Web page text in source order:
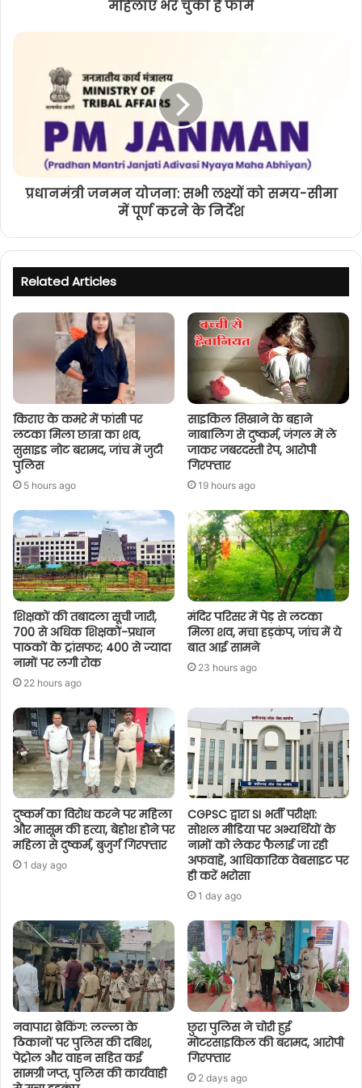
महिलाएं भर चुकी है फार्म
प्रधानमंत्री जनमन योजना: सभी लक्ष्यों को समय-सीमा
में पूर्ण करने के निर्देश
Related Articles
किराए के कमरे में फांसी पर
लटका मिला छात्रा का शव,
सुसाइड नोट बरामद, जांच में जुटी
पुलिस
5 hours ago
साइकिल सिखाने के बहाने
नाबालिग से दुष्कर्म, जंगल में ले
जाकर जबरदस्ती रेप, आरोपी
गिरफ्तार
19 hours ago
शिक्षकों की तबादला सूची जारी,
700 से अधिक शिक्षकों-प्रधान
पाठकों के ट्रांसफर; 400 से ज्यादा
नामों पर लगी रोक
22 hours ago
मंदिर परिसर में पेड़ से लटका
मिला शव, मचा हड़कंप, जांच में ये
बात आई सामने
23 hours ago
दुष्कर्म का विरोध करने पर महिला
और मासूम की हत्या, बेहोश होने पर
महिला से दुष्कर्म, बुजुर्ग गिरफ्तार
1 day ago
CGPSC द्वारा SI भर्ती परीक्षा:
सोशल मीडिया पर अभ्यर्थियों के
नामों को लेकर फैलाई जा रही
अफवाहें, आधिकारिक वेबसाइट पर
ही करें भरोसा
1 day ago
नवापारा ब्रेकिंग: लल्ला के
ठिकानों पर पुलिस की दबिश,
पेट्रोल और वाहन सहित कई
सामग्री जप्त, पुलिस की कार्यवाही
छुरा पुलिस ने चोरी हुई
मोटरसाइकिल की बरामद, आरोपी
गिरफ्तार
2 days ago